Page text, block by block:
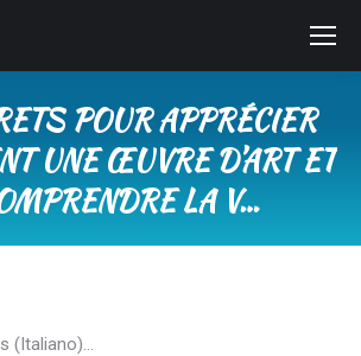
POUR APPRÉCIER
UNE ŒUVRE D’ART ET
LA V…
(Italiano)…